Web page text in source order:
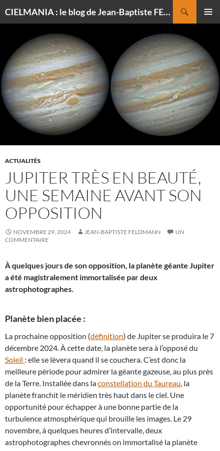
CIELMANIA : le blog de Jean-Baptiste FELDMANN, photographe du ciel
CONTENU
ACTUALITÉS
JUPITER TRÈS EN BEAUTÉ,
UNE SEMAINE AVANT SON
OPPOSITION
NOVEMBRE 29, 2024 JEAN-BAPTISTE FELDMANN
UN
COMMENTAIRE
À quelques jours de son opposition, la planète géante Jupiter
a été magistralement immortalisée par deux
astrophotographes.
Planète bien placée :
La prochaine opposition (définition) de Jupiter se produira le 7
décembre 2024. À cette date, la planète sera à l’opposé du
Soleil : elle se lèvera quand il se couchera. C’est donc la
meilleure période pour admirer la géante gazeuse, au plus près
de la Terre. Installée dans laconstellation du Taureau, la
planète franchit le méridien très haut dans le ciel. Une
opportunité pour échapper à une bonne partie de la
turbulence atmosphérique qui brouille les images. Le 29
novembre, à quelques heures d’intervalle, deux
astrophotographes chevronnés on immortalisé la planète